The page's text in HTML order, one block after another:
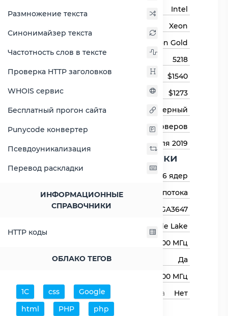
Размножение текста
Синонимайзер текста
Частотность слов в тексте
Проверка HTTP заголовков
WHOIS сервис
Бесплатный прогон сайта
Punycode конвертер
Псевдоуникализация
Перевод раскладки
ИНФОРМАЦИОННЫЕ
СПРАВОЧНИКИ
HTTP коды
ОБЛАКО ТЕГОВ
1С css
Google
html
PHP
php
Intel
Xeon
Xeon Gold
5218
Цена
$1540
Цена на момент выхода
$1273
Тип процессора
Серверный
Назначение
Для серверов
2 апреля 2019
Основные харктеристики
16 ядер
Количество потоков
32 потока
Сокет (разъём)
LGA3647
Cascade Lake
2300 МГц
Авторазгон
Да
3900 МГц
Свободный множитель процессора
Нет
Процессор